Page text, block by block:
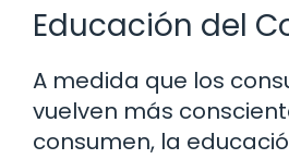
Educación del
A medida que los
vuelven más
consumen, la